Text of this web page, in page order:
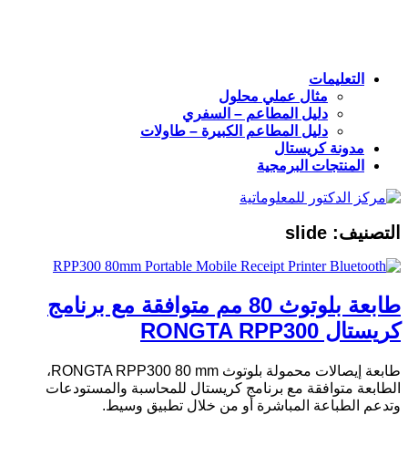
التعليمات
مثال عملي محلول
دليل المطاعم – السفري
دليل المطاعم الكبيرة – طاولات
مدونة كريستال
المنتجات البرمجية
التصنيف: slide
طابعة بلوتوث 80 مم متوافقة مع برنامج
كريستال RONGTA RPP300
طابعة إيصالات محمولة بلوتوث RONGTA RPP300 80 mm،
الطابعة متوافقة مع برنامج كريستال للمحاسبة والمستودعات
وتدعم الطباعة المباشرة أو من خلال تطبيق وسيط.